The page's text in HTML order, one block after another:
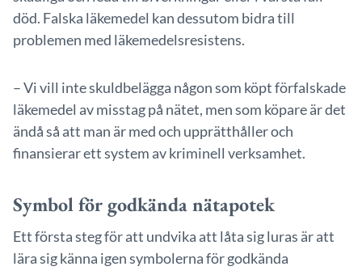
död. Falska läkemedel kan dessutom bidra till
problemen med läkemedelsresistens.
– Vi vill inte skuldbelägga någon som köpt förfalskade
läkemedel av misstag på nätet, men som köpare är det
ändå så att man är med och upprätthåller och
finansierar ett system av kriminell verksamhet.
Symbol för godkända nätapotek
Ett första steg för att undvika att låta sig luras är att
lära sig känna igen symbolerna för godkända